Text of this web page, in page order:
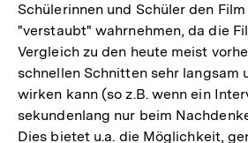
Schülerinnen und Schüler den
"verstaubt" wahrnehmen, da die
Vergleich zu den heute meist
schnellen Schnitten sehr langsam
wirken kann (so z.B. wenn ein
sekundenlang nur beim
Dies bietet u.a. die Möglichkeit,